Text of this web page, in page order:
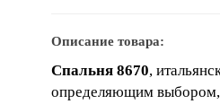
Описание товара:
Спальня 8670,
определяющим выбором,